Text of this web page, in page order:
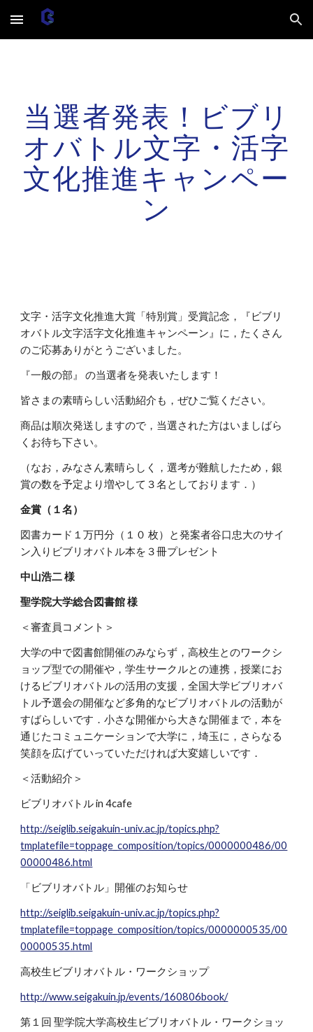
Skip to main content Skip to navigation
当選者発表！ビブリ
オバトル文字・活字
文化推進キャンペー
ン
文字・活字文化推進大賞「特別賞」受賞記念，『ビブリ
オバトル文字活字文化推進キャンペーン』に，たくさん
のご応募ありがとうございました。
『一般の部』 の当選者を発表いたします！
皆さまの素晴らしい活動紹介も，ぜひご覧ください。
商品は順次発送しますので，当選された方はいましばら
くお待ち下さい。
（なお，みなさん素晴らしく，選考が難航したため，銀
賞の数を予定より増やして３名としております．）
金賞（１名）
図書カード１万円分（１０ 枚）と発案者谷口忠大のサイ
ン入りビブリオバトル本を３冊プレゼント
中山浩二 様
聖学院大学総合図書館 様
＜審査員コメント＞
大学の中で図書館開催のみならず，高校生とのワークシ
ョップ型での開催や，学生サークルとの連携，授業にお
けるビブリオバトルの活用の支援，全国大学ビブリオバ
トル予選会の開催など多角的なビブリオバトルの活動が
すばらしいです．小さな開催から大きな開催まで，本を
通じたコミュニケーションで大学に，埼玉に，さらなる
笑顔を広げていっていただければ大変嬉しいです．
＜活動紹介＞
ビブリオバトル in 4cafe
http://seiglib.seigakuin-univ.ac.jp/topics.php?
tmplatefile=toppage_composition/topics/0000000486/00
00000486.html
「ビブリオバトル」開催のお知らせ
http://seiglib.seigakuin-univ.ac.jp/topics.php?
tmplatefile=toppage_composition/topics/0000000535/00
00000535.html
高校生ビブリオバトル・ワークショップ
http://www.seigakuin.jp/events/160806book/
第１回 聖学院大学高校生ビブリオバトル・ワークショッ